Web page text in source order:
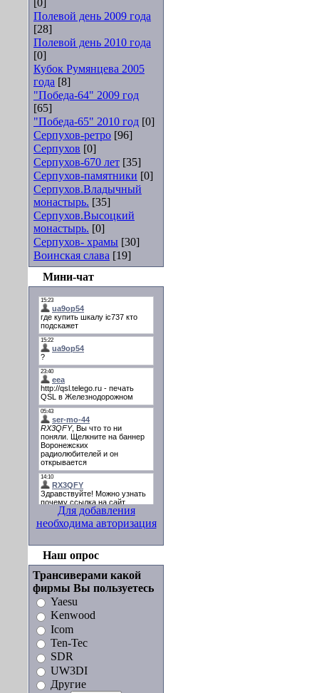
[0]
Полевой день 2009 года
[28]
Полевой день 2010 года
[0]
Кубок Румянцева 2005
года [8]
"Победа-64" 2009 год
[65]
"Победа-65" 2010 год [0]
Серпухов-ретро [96]
Серпухов [0]
Серпухов-670 лет [35]
Серпухов-памятники [0]
Серпухов.Владычный
монастырь. [35]
Серпухов.Высоцкий
монастырь. [0]
Серпухов- храмы [30]
Воинская слава [19]
Мини-чат
Для добавления
необходима авторизация
Наш опрос
Трансиверами какой
фирмы Вы пользуетесь
Yaesu
Kenwood
Icom
Ten-Tec
SDR
UW3DI
Другие